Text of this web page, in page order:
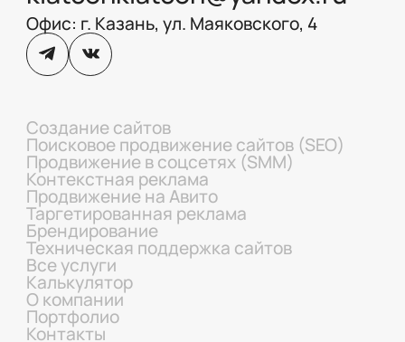
Офис: г. Казань, ул. Маяковского, 4
Создание сайтов
Поисковое продвижение сайтов (SEO)
Продвижение в соцсетях (SMM)
Контекстная реклама
Продвижение на Авито
Таргетированная реклама
Брендирование
Техническая поддержка сайтов
Все услуги
Калькулятор
О компании
Портфолио
Контакты